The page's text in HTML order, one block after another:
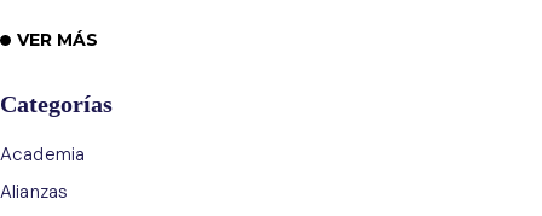
VER MÁS
Categorías
Academia
Alianzas